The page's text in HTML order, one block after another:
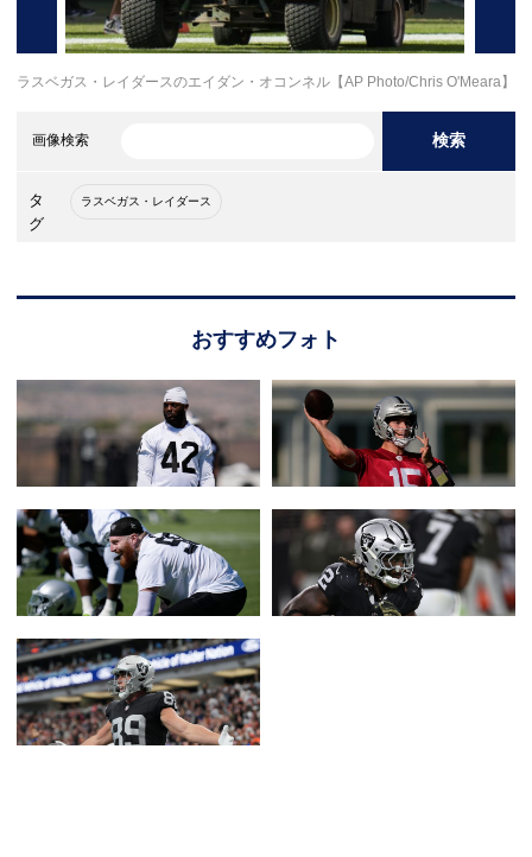
ラスベガス・レイダースのエイダン・オコンネル【AP Photo/Chris O'Meara】
画像検索 検索
タ
グ
ラスベガス・レイダース
おすすめフォト